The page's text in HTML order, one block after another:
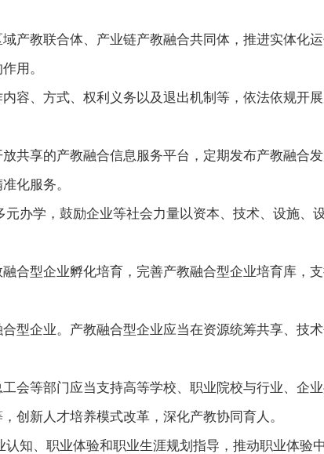
产教联合体、产业链产教融合共同体，推进实体化
用。
容、方式、权利义务以及退出机制等，依法依规开
共享的产教融合信息服务平台，定期发布产教融合
化服务。
办学，鼓励企业等社会力量以资本、技术、设施、
合型企业孵化培育，完善产教融合型企业培育库，
型企业。产教融合型企业应当在资源统筹共享、技
会等部门应当支持高等学校、职业院校与行业、企
创新人才培养模式改革，深化产教协同育人。
知、职业体验和职业生涯规划指导，推动职业体验